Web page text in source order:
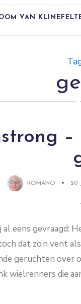
VAN
ROMANO 20
al eens gevraagd:
dat zo’n vent
geruchten over
wielrenners die